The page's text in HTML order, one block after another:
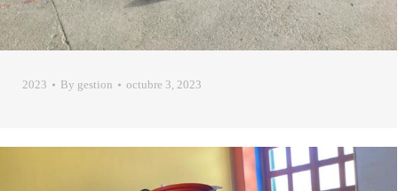
2023 By gestion octubre 3, 2023